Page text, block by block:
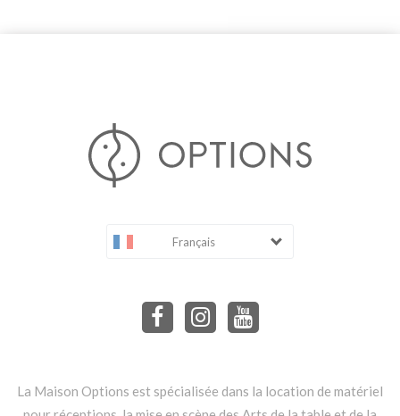
Français
La Maison Options est spécialisée dans la location de matériel